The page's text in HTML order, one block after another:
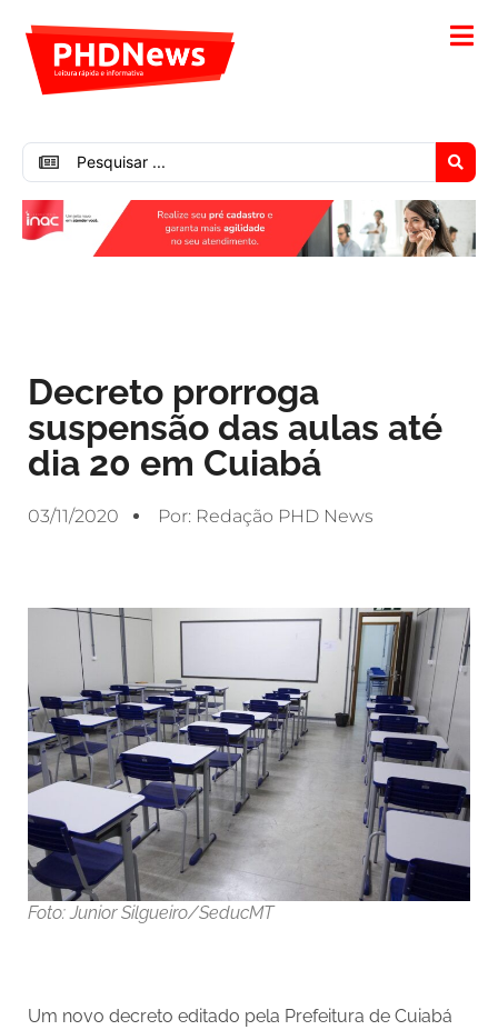
Decreto prorroga
suspensão das aulas até
dia 20 em Cuiabá
03/11/2020 Por: Redação PHD News
Foto: Junior Silgueiro/SeducMT
Um novo decreto editado pela Prefeitura de Cuiabá